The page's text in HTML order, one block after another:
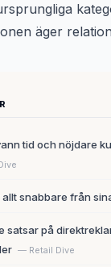
äger
tid och nöjdare
snabbare från
satsar på
— Retail Dive